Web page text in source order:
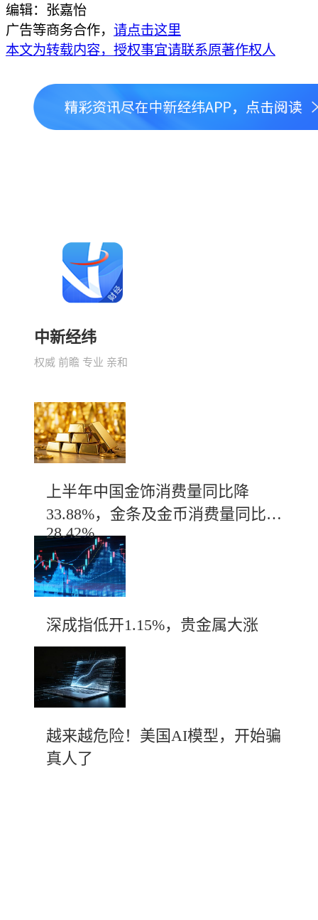
编辑：张嘉怡
广告等商务合作， 请点击这里
本文为转载内容，授权事宜请联系原著作权人
中新经纬
权威 前瞻 专业 亲和
上半年中国金饰消费量同比降
33.88%，金条及金币消费量同比增
28.42%
深成指低开1.15%，贵金属大涨
越来越危险！美国AI模型，开始骗
真人了